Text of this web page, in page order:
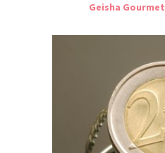
Geisha Gourmet